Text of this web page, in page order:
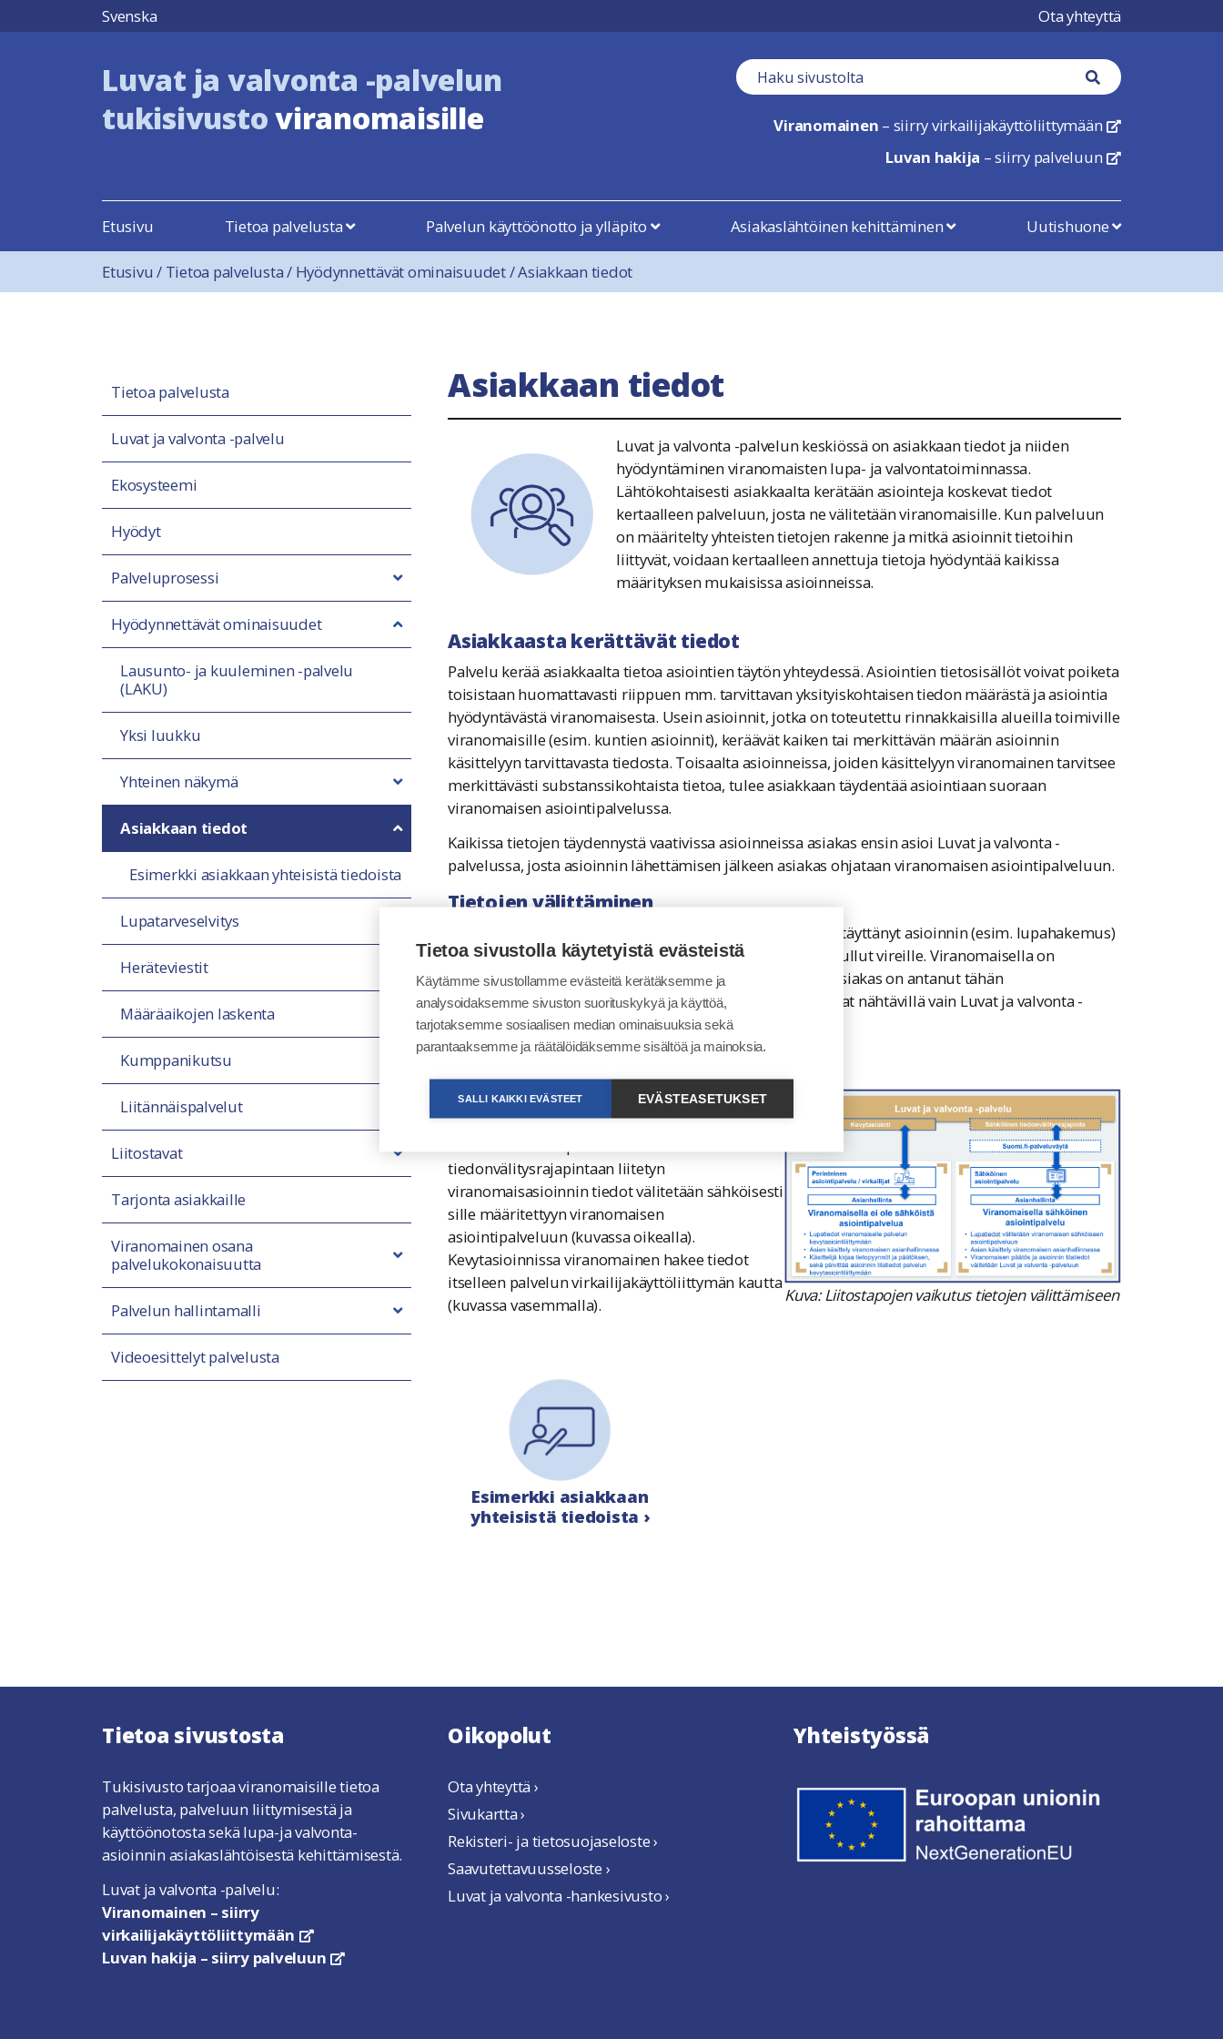
Hyppää sisältöönSvenska Ota yhteyttä
Luvat ja valvonta -palvelun
tukisivustoviranomaisille
Haku kenttä
Haku nappi
Viranomainen – siirry virkailijakäyttöliittymään linkki avautuu
Luvan hakija – siirry palveluun linkki avautuu
Etusivu Tietoa palvelusta Palvelun käyttöönotto ja ylläpito Asiakaslähtöinen kehittäminen Uutishuone
Etusivu / Tietoa palvelusta/ Hyödynnettävät ominaisuudet/Asiakkaan tiedot
Tietoa palvelusta
Luvat ja valvonta -palvelu
Ekosysteemi
Hyödyt
Palveluprosessi
Hyödynnettävät ominaisuudet
Lausunto- ja kuuleminen -palvelu
(LAKU)
Yksi luukku
Yhteinen näkymä
Asiakkaan tiedot
Esimerkki asiakkaan yhteisistä tiedoista
Lupatarveselvitys
Heräteviestit
Määräaikojen laskenta
Kumppanikutsu
Liitännäispalvelut
Liitostavat
Tarjonta asiakkaille
Viranomainen osana
palvelukokonaisuutta
Palvelun hallintamalli
Videoesittelyt palvelusta
Asiakkaan tiedot
Luvat ja valvonta -palvelun keskiössä on asiakkaan tiedot ja niiden
hyödyntäminen viranomaisten lupa- ja valvontatoiminnassa.
Lähtökohtaisesti asiakkaalta kerätään asiointeja koskevat tiedot
kertaalleen palveluun, josta ne välitetään viranomaisille. Kun palveluun
on määritelty yhteisten tietojen rakenne ja mitkä asioinnit tietoihin
liittyvät, voidaan kertaalleen annettuja tietoja hyödyntää kaikissa
määrityksen mukaisissa asioinneissa.
Asiakkaasta kerättävät tiedot
Palvelu kerää asiakkaalta tietoa asiointien täytön yhteydessä. Asiointien tietosisällöt voivat poiketa
toisistaan huomattavasti riippuen mm. tarvittavan yksityiskohtaisen tiedon määrästä ja asiointia
hyödyntävästä viranomaisesta. Usein asioinnit, jotka on toteutettu rinnakkaisilla alueilla toimiville
viranomaisille (esim. kuntien asioinnit), keräävät kaiken tai merkittävän määrän asioinnin
käsittelyyn tarvittavasta tiedosta. Toisaalta asioinneissa, joiden käsittelyyn viranomainen tarvitsee
merkittävästi substanssikohtaista tietoa, tulee asiakkaan täydentää asiointiaan suoraan
viranomaisen asiointipalvelussa.
Kaikissa tietojen täydennystä vaativissa asioinneissa asiakas ensin asioi Luvat ja valvonta -
palvelussa, josta asioinnin lähettämisen jälkeen asiakas ohjataan viranomaisen asiointipalveluun.
Tietojen välittäminen
Asioinnin tiedot välitetään viranomaisille, kun asiakas on täyttänyt asioinnin (esim. lupahakemus)
ja lähettänyt sen viranomaiselle. Näin asia tai asiointi on tullut vireille. Viranomaisella on
mahdollisuus nähdä asioinnin tiedot tätä ennen, mikäli asiakas on antanut tähän
suostumuksensa palvelussa. Tässä tapauksessa tiedot ovat nähtävillä vain Luvat ja valvonta -
palvelussa.
Liitostavan vaikutus tietojen välitykseen
Asioinnin tietojen välittäminen riippuu
liitostavasta, jolla viranomainen on liittänyt
tiedonvälitysrajapintaan liitetyn
viranomaisasioinnin tiedot välitetään sähköisesti
sille määritettyyn viranomaisen
asiointipalveluun (kuvassa oikealla).
Kevytasioinnissa viranomainen hakee tiedot
itselleen palvelun virkailijakäyttöliittymän kautta
(kuvassa vasemmalla).
Kuva: Liitostapojen vaikutus tietojen välittämiseen
Esimerkki asiakkaan
yhteisistä tiedoista ›
Tietoa sivustosta
Tukisivusto tarjoaa viranomaisille tietoa
palvelusta, palveluun liittymisestä ja
käyttöönotosta sekä lupa-ja valvonta-
asioinnin asiakaslähtöisestä kehittämisestä.
Luvat ja valvonta -palvelu:
Viranomainen – siirry
virkailijakäyttöliittymään
linkki avautuu uuteen ikkunaan
Luvan hakija – siirry palveluun linkki avautuu uuteen ikkunaan
Oikopolut
Ota yhteyttä ›
Sivukartta ›
Rekisteri- ja tietosuojaseloste ›
Saavutettavuusseloste ›
Luvat ja valvonta -hankesivusto ›
Yhteistyössä
Tietoa sivustolla käytetyistä evästeistä
Käytämme sivustollamme evästeitä kerätäksemme ja
analysoidaksemme sivuston suorituskykyä ja käyttöä,
tarjotaksemme sosiaalisen median ominaisuuksia sekä
parantaaksemme ja räätälöidäksemme sisältöä ja mainoksia.
SALLI KAIKKI EVÄSTEET EVÄSTEASETUKSET